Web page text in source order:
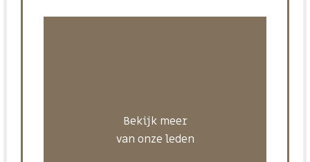
Bekijk meer
van onze leden